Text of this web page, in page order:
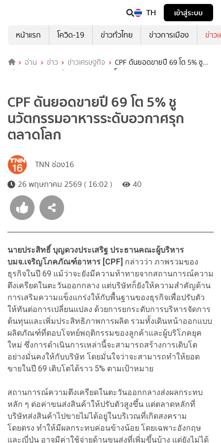
TH
เข้าสู่ระบบ
หน้าแรก
โควิด-19 ข่าวทั่วไทย ข่าวการเมือง ข่าว
อ่าน ข่าว ข่าวเศรษฐกิจ
CPF ดันยอดขายปี 69 โต 5% ชู
นวัตกรรมอาหารระดับอวกาศรุกตลาดโลก
CPF ดันยอดขายปี 69 โต 5% ชู
นวัตกรรมอาหารระดับอวกาศรุก
ตลาดโลก
TNN ช่อง16
26 พฤษภาคม 2569 ( 16:02 )
40
นายประสิทธิ์ บุญดวงประเสริฐ ประธานคณะผู้บริหาร
บมจ.เจริญโภคภัณฑ์อาหาร [CPF] กล่าวว่า ภาพรวมของ
ธุรกิจในปี 69 แม้ว่าจะยังมีความท้าทายจากสถานการณ์ความ
ตึงเครียดในตะวันออกกลาง แต่บริษัทก็ยังให้ความสำคัญด้าน
การเสริมความแข็งแกร่งให้กับพื้นฐานของธุรกิจเพื่อปรับตัว
ให้ทันต่อการเปลี่ยนแปลง ด้วยการยกระดับการบริหารจัดการ
ต้นทุนและเพิ่มประสิทธิภาพการผลิต รวมทั้งเดินหน้าออกแบบ
ผลิตภัณฑ์ที่ตอบโจทย์พฤติกรรมของลูกค้าและผู้บริโภคยุค
ใหม่ ซึ่งการดำเนินการเหล่านี้จะสามารถสร้างการเติบโต
อย่างมั่นคงให้กับบริษัท โดยมั่นใจว่าจะสามารถทำให้ยอด
ขายในปี 69 เติบโตได้ราว 5% ตามเป้าหมาย
สถานการณ์ความตึงเครียดในตะวันออกกลางส่งผลกระทบ
หลัก ๆ ต่อค่าขนส่งสินค้าให้ปรับตัวสูงขึ้น แต่ตลาดหลักที่
บริษัทส่งสินค้าไปขายไม่ได้อยู่ในบริเวณที่เกิดสงคราม
โดยตรง ทำให้มีผลกระทบค่อนข้างน้อย โดยเฉพาะอังกฤษ
และญี่ปุ่น อาจมีค่าใช้จ่ายด้านขนส่งที่เพิ่มขึ้นบ้าง แต่ยังไม่ได้